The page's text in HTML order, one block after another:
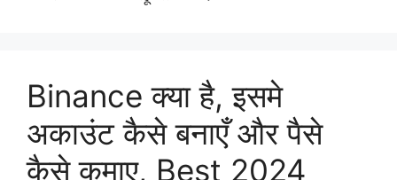
Binance क्या है, इसमे
अकाउंट कैसे बनाएँ और पैसे
कैसे कमाए, Best 2024